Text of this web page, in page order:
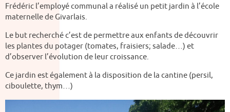
Frédéric l’employé communal a réalisé un petit jardin à l’école
maternelle de Givarlais.
Le but recherché c’est de permettre aux enfants de découvrir
les plantes du potager (tomates, fraisiers; salade…) et
d’observer l’évolution de leur croissance.
Ce jardin est également à la disposition de la cantine (persil,
ciboulette, thym…)